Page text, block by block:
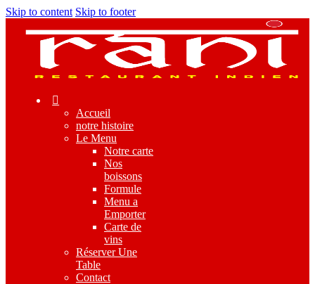
Skip to content Skip to footer
Accueil
notre histoire
Le Menu
Notre carte
Nos
boissons
Formule
Menu a
Emporter
Carte de
vins
Réserver Une
Table
Contact